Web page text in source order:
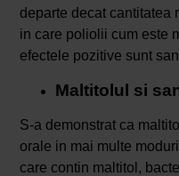
departe decat cantitatea
in care poliolii cum este
efectele pozitive sunt
Maltitolul si
S-a demonstrat ca
orale in mai multe
care contin maltitol,